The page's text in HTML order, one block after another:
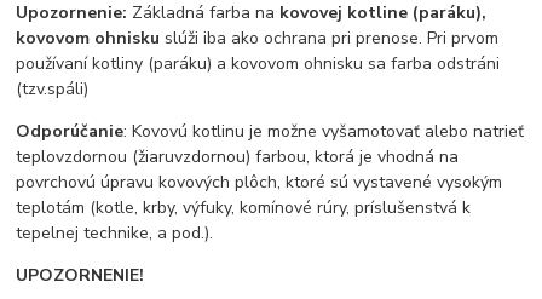
Upozornenie: Základná farba na kovovej kotline (paráku),
kovovom ohnisku slúži iba ako ochrana pri prenose. Pri prvom
používaní kotliny (paráku) a kovovom ohnisku sa farba odstráni
(tzv.spáli)
Odporúčanie: Kovovú kotlinu je možne vyšamotovať alebo natrieť
teplovzdornou (žiaruvzdornou) farbou, ktorá je vhodná na
povrchovú úpravu kovových plôch, ktoré sú vystavené vysokým
teplotám (kotle, krby, výfuky, komínové rúry, príslušenstvá k
tepelnej technike, a pod.).
UPOZORNENIE!